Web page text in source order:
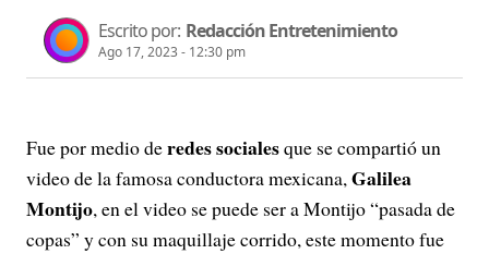
Escrito por: Redacción Entretenimiento
Ago 17, 2023 - 12:30 pm
Fue por medio deredes socialesque se compartió un
video de la famosa conductora mexicana,Galilea
Montijo, en el video se puede ser a Montijo “pasada de
copas” y con su maquillaje corrido, este momento fue